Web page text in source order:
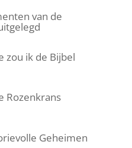
van de
zou ik de Bijbel
Rozenkrans
Geheimen